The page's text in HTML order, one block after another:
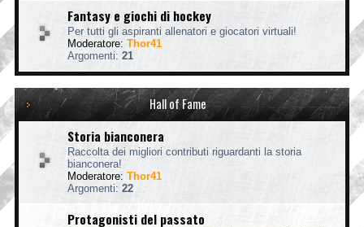
Fantasy e giochi di hockey
Per tutti gli aspiranti allenatori e giocatori virtuali!
Moderatore: Thor41
Argomenti: 21
Hall of Fame
Storia bianconera
Raccolta dei migliori contributi riguardanti la storia
bianconera!
Moderatore: Thor41
Argomenti: 22
Protagonisti del passato